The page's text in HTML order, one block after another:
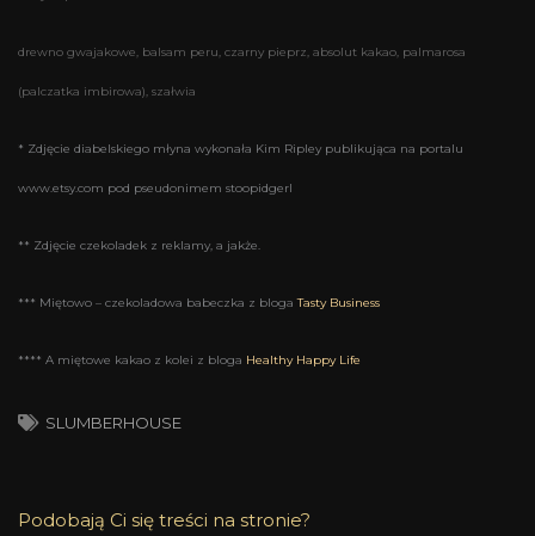
drewno gwajakowe, balsam peru, czarny pieprz, absolut kakao, palmarosa
(palczatka imbirowa), szałwia
* Zdjęcie diabelskiego młyna wykonała Kim Ripley publikująca na portalu
www.etsy.com pod pseudonimem stoopidgerl
** Zdjęcie czekoladek z reklamy, a jakże.
*** Miętowo – czekoladowa babeczka z blogaTasty Business
**** A miętowe kakao z kolei z bloga Healthy Happy Life
SLUMBERHOUSE
Podobają Ci się treści na stronie?